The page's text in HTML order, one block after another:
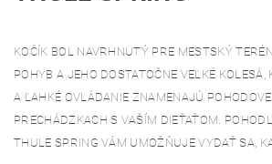
KOČÍK BOL NAVRHNUTÝ PRE MESTSKÝ
POHYB A JEHO DOSTATOČNE VEĽKÉ
A ĽAHKÉ OVLÁDANIE ZNAMENAJÚ
PRECHÁDZKACH S VAŠÍM DIEŤAŤOM.
THULE SPRING VÁM UMOŽŇUJE VYDAŤ SA,